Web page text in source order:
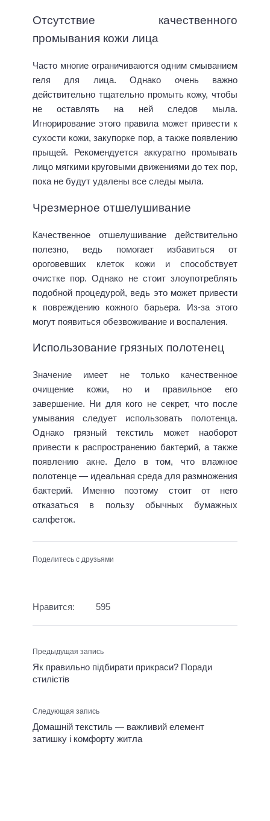
Отсутствие качественного
промывания кожи лица
Часто многие ограничиваются одним смыванием
геля для лица. Однако очень важно
действительно тщательно промыть кожу, чтобы
не оставлять на ней следов мыла.
Игнорирование этого правила может привести к
сухости кожи, закупорке пор, а также появлению
прыщей. Рекомендуется аккуратно промывать
лицо мягкими круговыми движениями до тех пор,
пока не будут удалены все следы мыла.
Чрезмерное отшелушивание
Качественное отшелушивание действительно
полезно, ведь помогает избавиться от
ороговевших клеток кожи и способствует
очистке пор. Однако не стоит злоупотреблять
подобной процедурой, ведь это может привести
к повреждению кожного барьера. Из-за этого
могут появиться обезвоживание и воспаления.
Использование грязных полотенец
Значение имеет не только качественное
очищение кожи, но и правильное его
завершение. Ни для кого не секрет, что после
умывания следует использовать полотенца.
Однако грязный текстиль может наоборот
привести к распространению бактерий, а также
появлению акне. Дело в том, что влажное
полотенце — идеальная среда для размножения
бактерий. Именно поэтому стоит от него
отказаться в пользу обычных бумажных
салфеток.
Поделитесь с друзьями
Нравится: 595
Предыдущая запись
Як правильно підбирати прикраси? Поради
стилістів
Следующая запись
Домашній текстиль — важливий елемент
затишку і комфорту житла